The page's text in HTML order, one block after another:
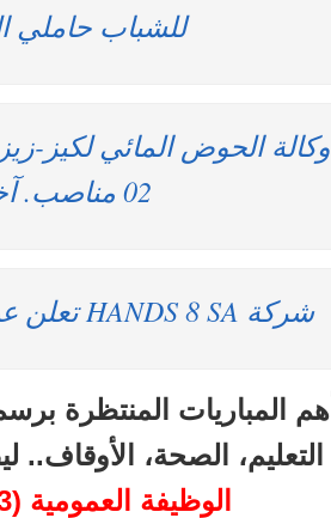
للشباب حاملي
وكالة الحوض المائي لكيز-
02 مناصب. آخر أجل 21 ماي 2025
شركة HANDS 8 SA تعلن عن حملة توظيف في عدة تخصصات
التعليم، الصحة،
الوظيفة العمومية (43)